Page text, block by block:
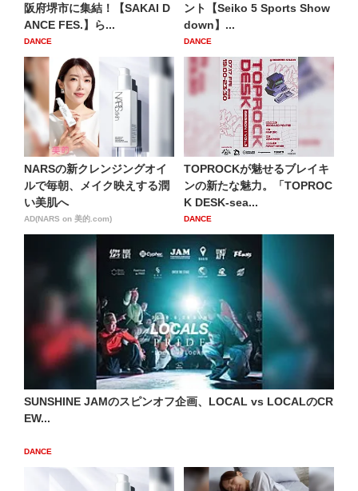
阪府堺市に集結！【SAKAI D
ANCE FES.】ら...
DANCE
ント【Seiko 5 Sports Show
down】...
DANCE
NARSの新クレンジングオイ
ルで毎朝、メイク映えする潤
い美肌へ
AD(NARS on 美的.com)
TOPROCKが魅せるブレイキ
ンの新たな魅力。「TOPROC
K DESK-sea...
DANCE
SUNSHINE JAMのスピンオフ企画、LOCAL vs LOCALのCR
EW...
DANCE